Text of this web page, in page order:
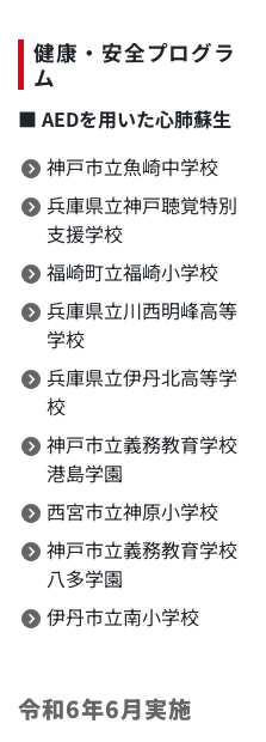
健康・安全プログラ
ム
■ AEDを用いた心肺蘇生
神戸市立魚崎中学校
兵庫県立神戸聴覚特別
支援学校
福崎町立福崎小学校
兵庫県立川西明峰高等
学校
兵庫県立伊丹北高等学
校
神戸市立義務教育学校
港島学園
西宮市立神原小学校
神戸市立義務教育学校
八多学園
伊丹市立南小学校
令和6年6月実施